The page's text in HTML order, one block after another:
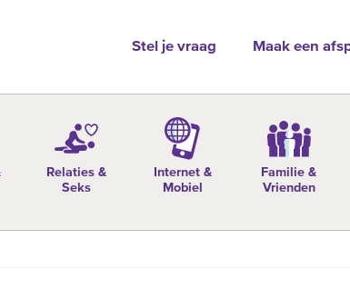
Stel je vraag Maak een
Relaties &
Seks
Internet &
Mobiel
Familie &
Vrienden